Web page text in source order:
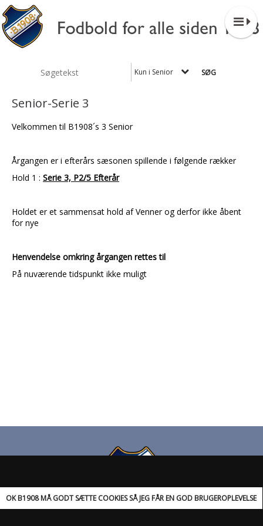
Kun i Senior
Senior-Serie 3
Velkommen til B1908´s 3 Senior
Årgangen er i efterårs sæsonen spillende i følgende rækker
Hold 1 : Serie 3, P2/5 Efterår
Holdet er et sammensat hold af Venner og derfor ikke åbent
for nye
Henvendelse omkring årgangen rettes til
På nuværende tidspunkt ikke muligt